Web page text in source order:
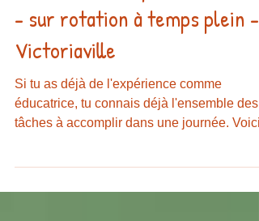
Éducatrice à la petite enfance
- sur rotation à temps plein - à
Victoriaville
Si tu as déjà de l'expérience comme
éducatrice, tu connais déjà l'ensemble des
comment ça se...